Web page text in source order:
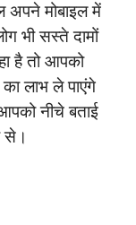
अपने मोबाइल में
भी सस्ते दामों
है तो आपको
लाभ ले पाएंगे
नीचे बताई
से।